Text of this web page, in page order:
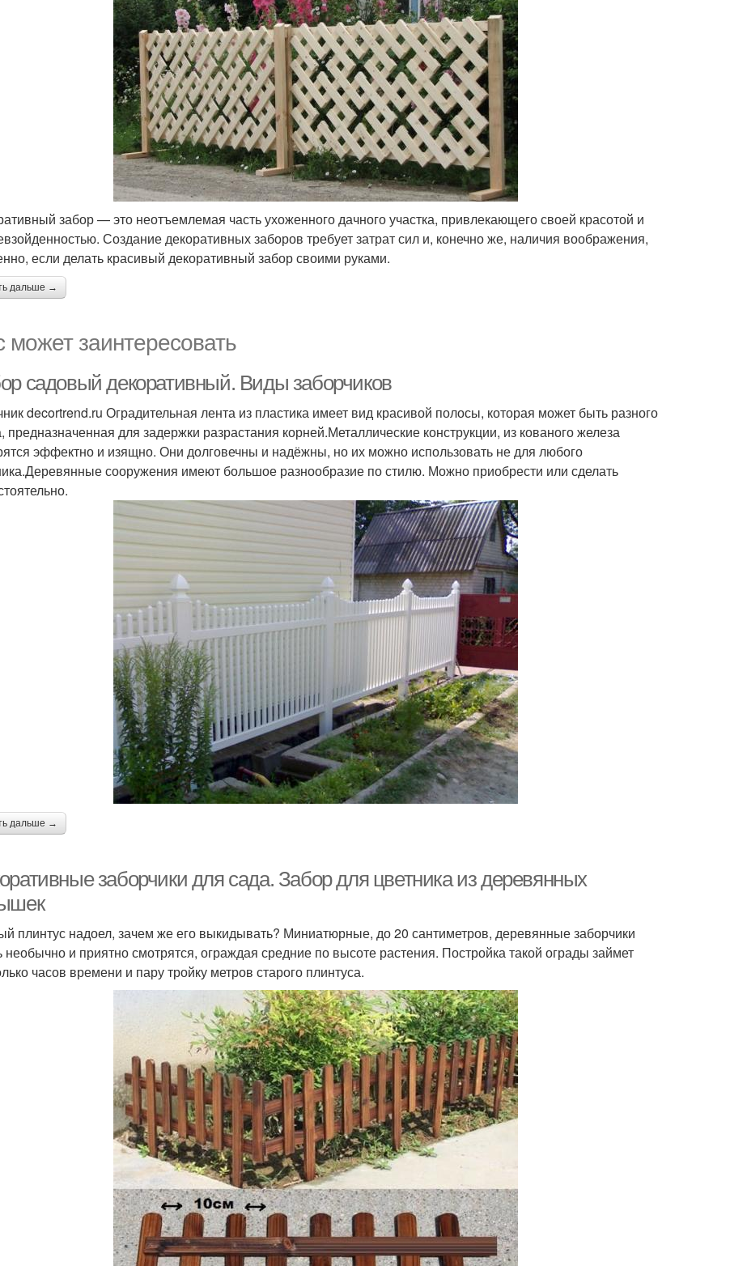
забор — это неотъемлемая часть ухоженного дачного участка, привлекающего своей красотой и
Создание декоративных заборов требует затрат сил и, конечно же, наличия воображения,
если делать красивый декоративный забор своими руками.
дальше →
может заинтересовать
садовый декоративный. Виды заборчиков
decortrend.ru Оградительная лента из пластика имеет вид красивой полосы, которая может быть разного
предназначенная для задержки разрастания корней.Металлические конструкции, из кованого железа
эффектно и изящно. Они долговечны и надёжны, но их можно использовать не для любого
сооружения имеют большое разнообразие по стилю. Можно приобрести или сделать
дальше →
заборчики для сада. Забор для цветника из деревянных
плинтус надоел, зачем же его выкидывать? Миниатюрные, до 20 сантиметров, деревянные заборчики
необычно и приятно смотрятся, ограждая средние по высоте растения. Постройка такой ограды займет
часов времени и пару тройку метров старого плинтуса.